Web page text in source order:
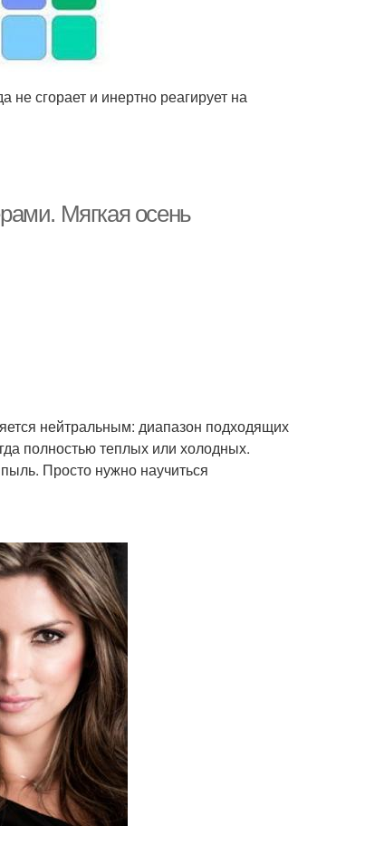
не сгорает и инертно реагирует на
Мягкая осень
нейтральным: диапазон подходящих
полностью теплых или холодных.
Просто нужно научиться